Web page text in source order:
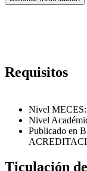
Requisitos
Nivel
Nivel
Publicado en
Ticulación